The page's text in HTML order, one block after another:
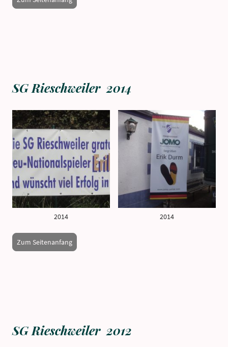
SG Rieschweiler 2014
2014 2014
Zum Seitenanfang
SG Rieschweiler 2012